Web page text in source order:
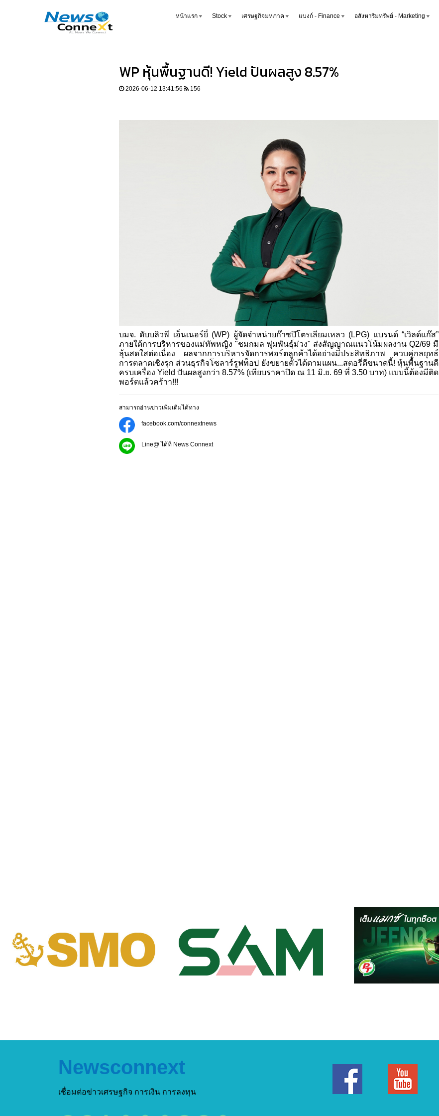
หน้าแรก Stock เศรษฐกิจมหภาค แบงก์ - Finance อสังหาริมทรัพย์ - Marketing
WP หุ้นพื้นฐานดี! Yield ปันผลสูง 8.57%
2026-06-12 13:41:56 156
บมจ. ดับบลิวพี เอ็นเนอร์ยี่ (WP) ผู้จัดจำหน่ายก๊าซปิโตรเลียมเหลว (LPG) แบรนด์ “เวิลด์แก๊ส”
ภายใต้การบริหารของแม่ทัพหญิง "ชมกมล พุ่มพันธุ์ม่วง" ส่งสัญญาณแนวโน้มผลงาน Q2/69 มี
ลุ้นสดใสต่อเนื่อง ผลจากการบริหารจัดการพอร์ตลูกค้าได้อย่างมีประสิทธิภาพ ควบคู่กลยุทธ์
การตลาดเชิงรุก ส่วนธุรกิจโซลาร์รูฟท็อป ยังขยายตัวได้ตามแผน...สตอรี่ดีขนาดนี้! หุ้นพื้นฐานดี
ครบเครื่อง Yield ปันผลสูงกว่า 8.57% (เทียบราคาปิด ณ 11 มิ.ย. 69 ที่ 3.50 บาท) แบบนี้ต้องมีติด
พอร์ตแล้วคร้าา!!!
สามารถอ่านข่าวเพิ่มเติมได้ทาง
facebook.com/connextnews
Line@ ได้ที่ News Connext
Newsconnext
เชื่อมต่อข่าวเศรษฐกิจ การเงิน การลงทุน